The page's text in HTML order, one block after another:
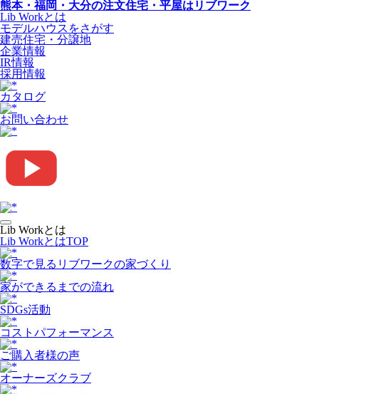
熊本・福岡・大分の注文住宅・平屋はリブワーク
Lib Workとは
モデルハウスをさがす
建売住宅・分譲地
企業情報
IR情報
採用情報
カタログ
お問い合わせ
Lib Workとは
Lib WorkとはTOP
数字で⾒るリブワークの家づくり
家ができるまでの流れ
SDGs活動
コストパフォーマンス
ご購入者様の声
オーナーズクラブ